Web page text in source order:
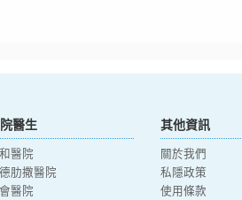
醫生
醫院
肋撒醫院
醫院
其他資訊
關於我們
私隱政策
使用條款